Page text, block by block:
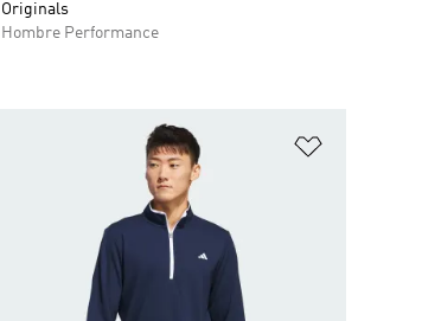
Originals
Hombre Performance
a la lista de deseos